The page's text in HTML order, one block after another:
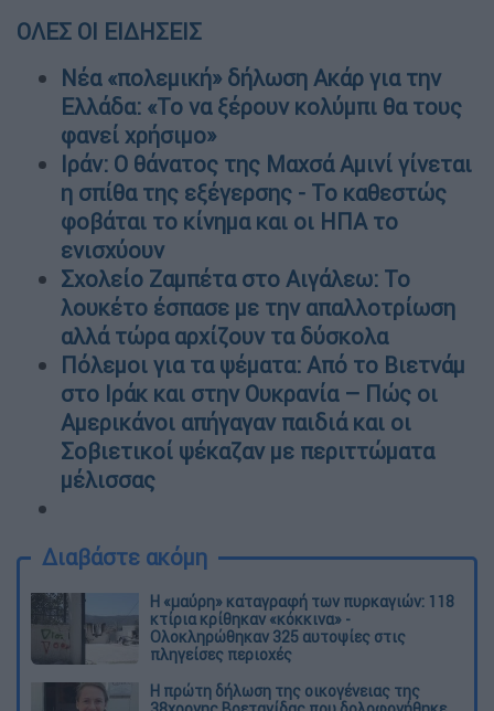
ΟΛΕΣ ΟΙ ΕΙΔΗΣΕΙΣ
Νέα «πολεμική» δήλωση Ακάρ για την
Ελλάδα: «Το να ξέρουν κολύμπι θα τους
φανεί χρήσιμο»
Ιράν: Ο θάνατος της Μαχσά Αμινί γίνεται
η σπίθα της εξέγερσης - Το καθεστώς
φοβάται το κίνημα και οι ΗΠΑ το
ενισχύουν
Σχολείο Ζαμπέτα στο Αιγάλεω: Το
λουκέτο έσπασε με την απαλλοτρίωση
αλλά τώρα αρχίζουν τα δύσκολα
Πόλεμοι για τα ψέματα: Από το Βιετνάμ
στο Ιράκ και στην Ουκρανία – Πώς οι
Αμερικάνοι απήγαγαν παιδιά και οι
Σοβιετικοί ψέκαζαν με περιττώματα
μέλισσας
Διαβάστε ακόμη
Η «μαύρη» καταγραφή των πυρκαγιών: 118
κτίρια κρίθηκαν «κόκκινα» -
Ολοκληρώθηκαν 325 αυτοψίες στις
πληγείσες περιοχές
Η πρώτη δήλωση της οικογένειας της